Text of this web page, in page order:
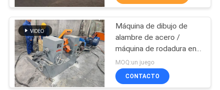
SOBRE
NOSOTROS
VIAJE
refuerzo de la
soldadora de la
malla
70
Máquina de dibujo de
alambre de acero /
máquina de rodadura en
frío de barras de acero
MOQ:un juego
CONTACTO